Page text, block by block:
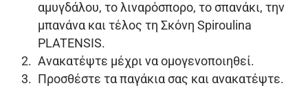
αμυγδάλου, το λιναρόσπορο, το σπανάκι, την
μπανάνα και τέλος τη Σκόνη Spiroulina
PLATENSIS.
Ανακατέψτε μέχρι να ομογενοποιηθεί.
Προσθέστε τα παγάκια σας και ανακατέψτε.